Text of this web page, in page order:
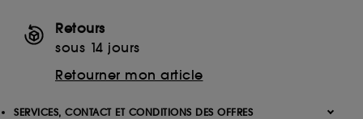
Retours
sous 14 jours
Retourner mon article
SERVICES, CONTACT ET CONDITIONS DES OFFRES